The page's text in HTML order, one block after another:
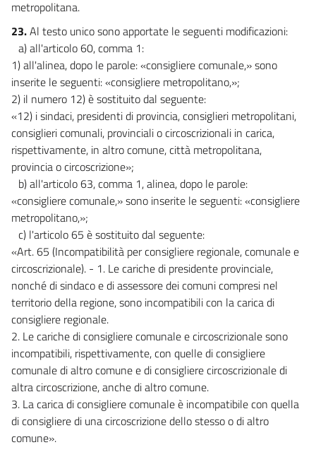
metropolitana.
23.Al testo unico sono apportate le seguenti modificazioni:
a) all'articolo 60, comma 1:
1) all'alinea, dopo le parole: «consigliere comunale,» sono
inserite le seguenti: «consigliere metropolitano,»;
2) il numero 12) è sostituito dal seguente:
«12) i sindaci, presidenti di provincia, consiglieri metropolitani,
consiglieri comunali, provinciali o circoscrizionali in carica,
rispettivamente, in altro comune, città metropolitana,
provincia o circoscrizione»;
b) all'articolo 63, comma 1, alinea, dopo le parole:
«consigliere comunale,» sono inserite le seguenti: «consigliere
metropolitano,»;
c) l'articolo 65 è sostituito dal seguente:
«Art. 65 (Incompatibilità per consigliere regionale, comunale e
circoscrizionale). - 1. Le cariche di presidente provinciale,
nonché di sindaco e di assessore dei comuni compresi nel
territorio della regione, sono incompatibili con la carica di
consigliere regionale.
2. Le cariche di consigliere comunale e circoscrizionale sono
incompatibili, rispettivamente, con quelle di consigliere
comunale di altro comune e di consigliere circoscrizionale di
altra circoscrizione, anche di altro comune.
3. La carica di consigliere comunale è incompatibile con quella
di consigliere di una circoscrizione dello stesso o di altro
comune».